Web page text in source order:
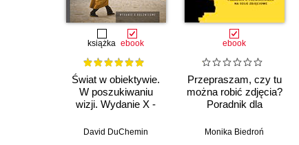
książka ebook
Świat w obiektywie.
W poszukiwaniu
wizji. Wydanie X -
David DuChemin
ebook
Przepraszam, czy tu
można robić zdjęcia?
Poradnik dla
Monika Biedroń